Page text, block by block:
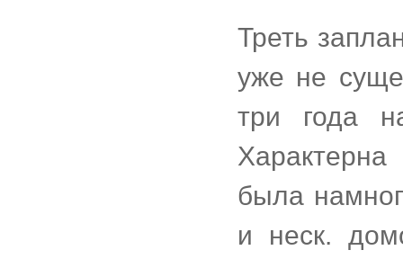
Треть
уже не
три года
была
и неск.